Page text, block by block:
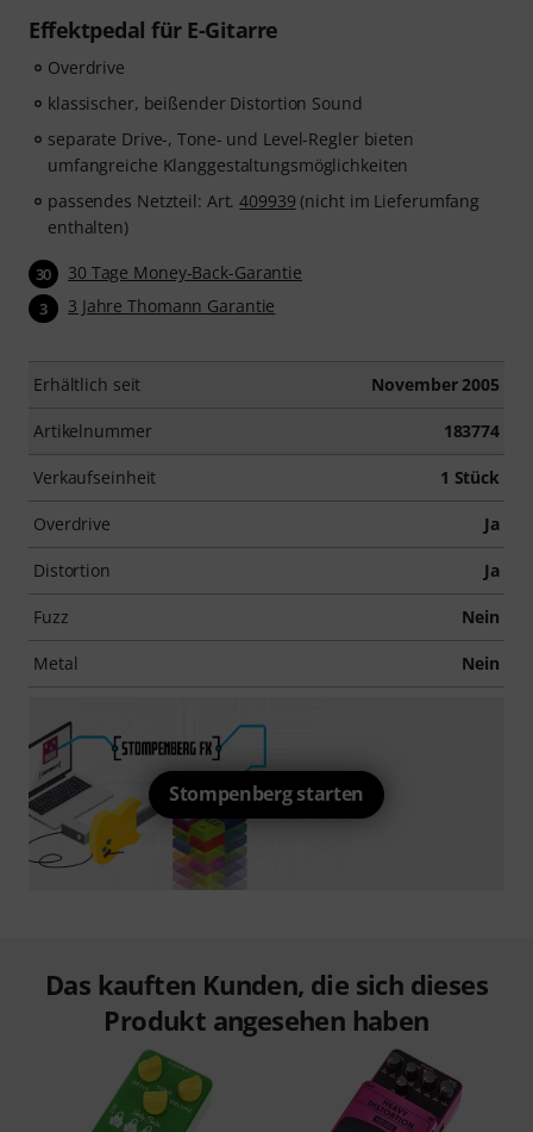
Effektpedal für E-Gitarre
Overdrive
klassischer, beißender Distortion Sound
separate Drive-, Tone- und Level-Regler bieten
umfangreiche Klanggestaltungsmöglichkeiten
passendes Netzteil: Art.409939 (nicht im Lieferumfang
enthalten)
30 30 Tage Money-Back-Garantie
3 3 Jahre Thomann Garantie
Erhältlich seit November 2005
Artikelnummer 183774
Verkaufseinheit 1 Stück
Overdrive Ja
Distortion Ja
Fuzz Nein
Metal Nein
Stompenberg starten
Das kauften Kunden, die sich dieses
Produkt angesehen haben